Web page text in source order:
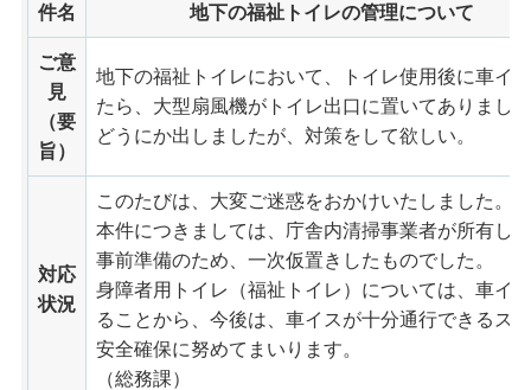
件名 地下の福祉トイレの管理について
ご意
見
（要
旨）
地下の福祉トイレにおいて、トイレ使用後に車イ
たら、大型扇風機がトイレ出口に置いてありまし
どうにか出しましたが、対策をして欲しい。
対応
状況
このたびは、大変ご迷惑をおかけいたしました。
本件につきましては、庁舎内清掃事業者が所有し
事前準備のため、一次仮置きしたものでした。
身障者用トイレ（福祉トイレ）については、車イ
ることから、今後は、車イスが十分通行できるス
安全確保に努めてまいります。
（総務課）